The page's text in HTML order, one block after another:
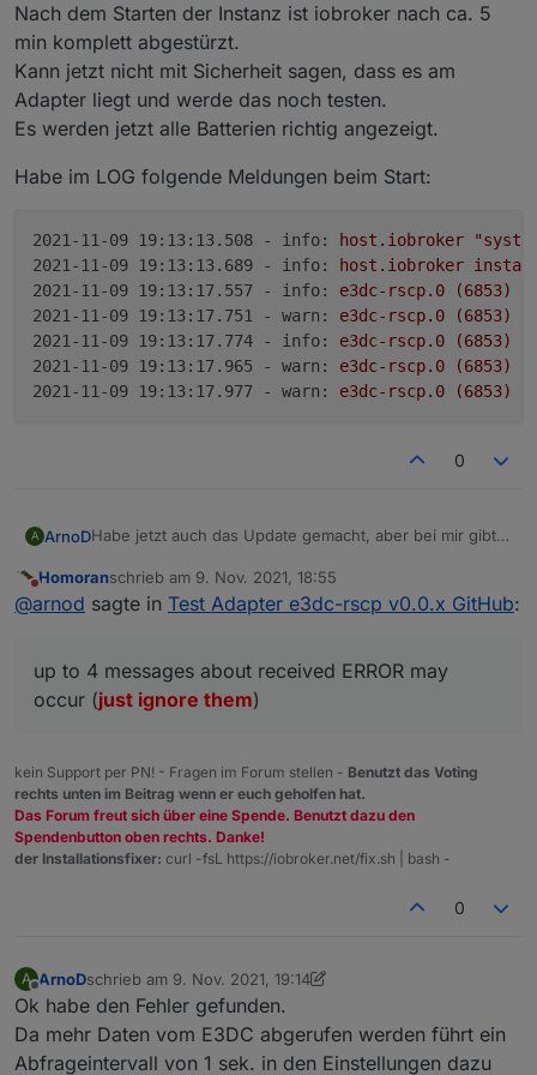
values, have a look at the (simpler)Modbus adapter.
are in experimental state.
The adapter alpha/beta was originally published at
GitHub
Nach dem Starten der Instanz ist iobroker nach ca. 5
min komplett abgestürzt.
Kann jetzt nicht mit Sicherheit sagen, dass es am
Adapter liegt und werde das noch testen.
Es werden jetzt alle Batterien richtig angezeigt.
Habe im LOG folgende Meldungen beim Start:
2021-11-09 19:13:13.508 - info: host.iobroker
2021-11-09 19:13:13.689 - info:
host.iobroker
2021-11-09 19:13:17.557 - info:
e3dc-rscp.0 (6853)
2021-11-09 19:13:17.751 - warn:
e3dc-rscp.0 (6853)
2021-11-09 19:13:17.774 - info:
e3dc-rscp.0 (6853)
2021-11-09 19:13:17.965 - warn:
e3dc-rscp.0 (6853)
2021-11-09 19:13:17.977 - warn:
e3dc-rscp.0 (6853)
0
A ArnoDHabe jetzt auch das Update gemacht, aber bei mir gibt
Nach dem Starten der Instanz ist iobroker nach ca. 5
min komplett abgestürzt.
Es werden jetzt alle Batterien richtig angezeigt.
Habe im LOG folgende Meldungen beim Start:
2021-11-09 19:13:17.557 - info: e3dc-rscp.0
2021-11-09 19:13:17.751 - warn: e3dc-rscp.0
Nicht stören
Homoranschrieb am 9. Nov. 2021, 18:55
zuletzt editiert von
@arnod sagte in Test Adapter e3dc-rscp v0.0.x GitHub:
up to 4 messages about received ERROR may
occur (just ignore them)
kein Support per PN! - Fragen im Forum stellen - Benutzt das Voting
rechts unten im Beitrag wenn er euch geholfen hat.
Das Forum freut sich über eine Spende. Benutzt dazu den
Spendenbutton oben rechts. Danke!
der Installationsfixer: curl -fsL https://iobroker.net/fix.sh | bash -
0
A
Offline
ArnoDschrieb am 9. Nov. 2021, 19:14
zuletzt editiert von ArnoD11. Sept. 2021, 21:07
Ok habe den Fehler gefunden.
Da mehr Daten vom E3DC abgerufen werden führt ein
Abfrageintervall von 1 sek. in den Einstellungen dazu